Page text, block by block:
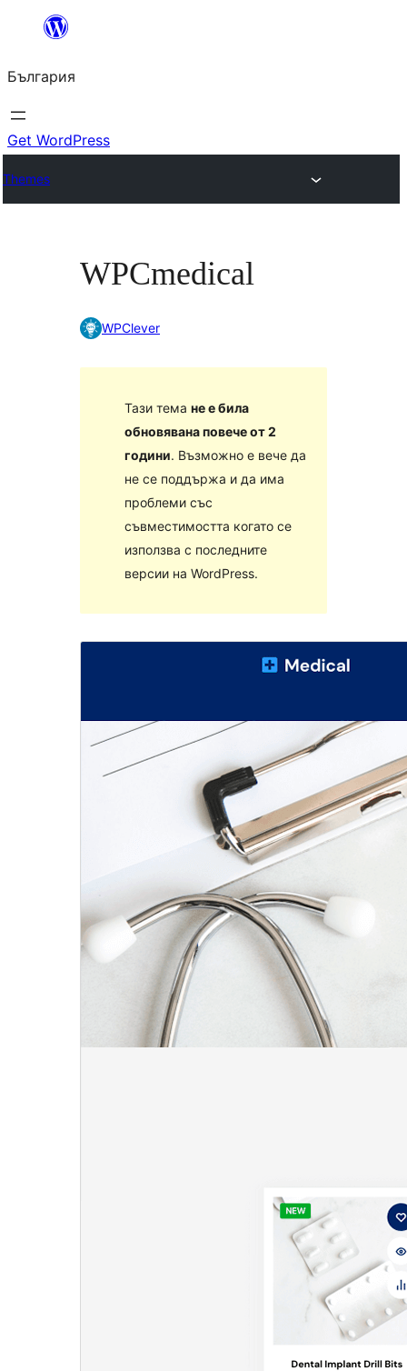
България
Get WordPress
Themes
WPCmedical
WPClever
Тази тема не е била
обновявана повече от 2
години. Възможно е вече да
не се поддържа и да има
проблеми със
съвместимостта когато се
използва с последните
версии на WordPress.